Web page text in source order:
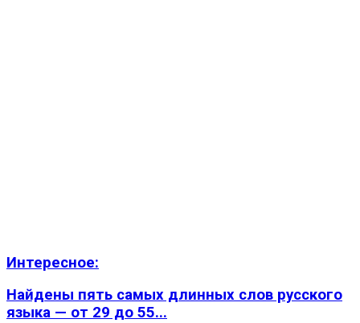
Интересное:
Найдены пять самых длинных слов русского
языка — от 29 до 55...